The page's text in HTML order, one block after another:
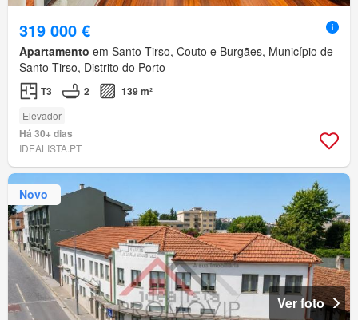
319 000 €
Apartamento em Santo Tirso, Couto e Burgães, Município de
Santo Tirso, Distrito do Porto
T3 2 139 m²
Elevador
Há 30+ dias
IDEALISTA.PT
Novo
Ver foto